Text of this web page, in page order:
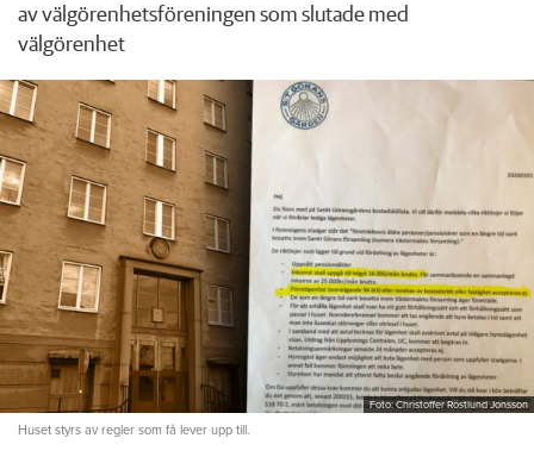
av välgörenhetsföreningen som slutade med
välgörenhet
Foto: Christoffer Röstlund Jonsson
Huset styrs av regler som få lever upp till.